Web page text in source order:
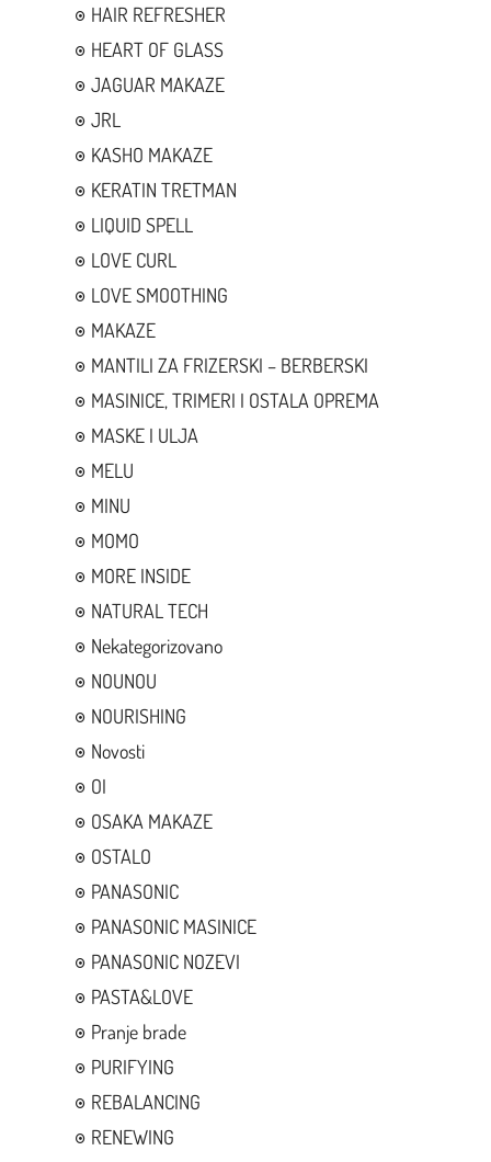
HAIR REFRESHER
HEART OF GLASS
JAGUAR MAKAZE
JRL
KASHO MAKAZE
KERATIN TRETMAN
LIQUID SPELL
LOVE CURL
LOVE SMOOTHING
MAKAZE
MANTILI ZA FRIZERSKI – BERBERSKI
MASINICE, TRIMERI I OSTALA OPREMA
MASKE I ULJA
MELU
MINU
MOMO
MORE INSIDE
NATURAL TECH
Nekategorizovano
NOUNOU
NOURISHING
Novosti
OI
OSAKA MAKAZE
OSTALO
PANASONIC
PANASONIC MASINICE
PANASONIC NOZEVI
PASTA&LOVE
Pranje brade
PURIFYING
REBALANCING
RENEWING